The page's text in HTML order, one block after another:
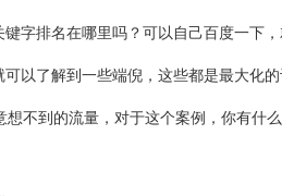
排名在哪里吗？可以自己百度一下，
可以了解到一些端倪，这些都是最大化
想不到的流量，对于这个案例，你有什